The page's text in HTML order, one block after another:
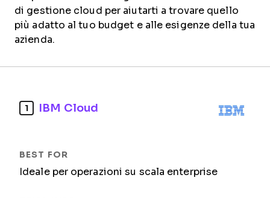
di gestione cloud per aiutarti a trovare quello
più adatto al tuo budget e alle esigenze della tua
azienda.
1 IBM Cloud
Ideale per operazioni su scala enterprise